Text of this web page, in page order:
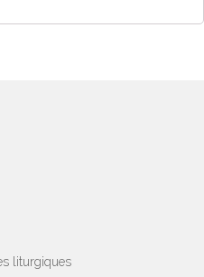
liturgiques